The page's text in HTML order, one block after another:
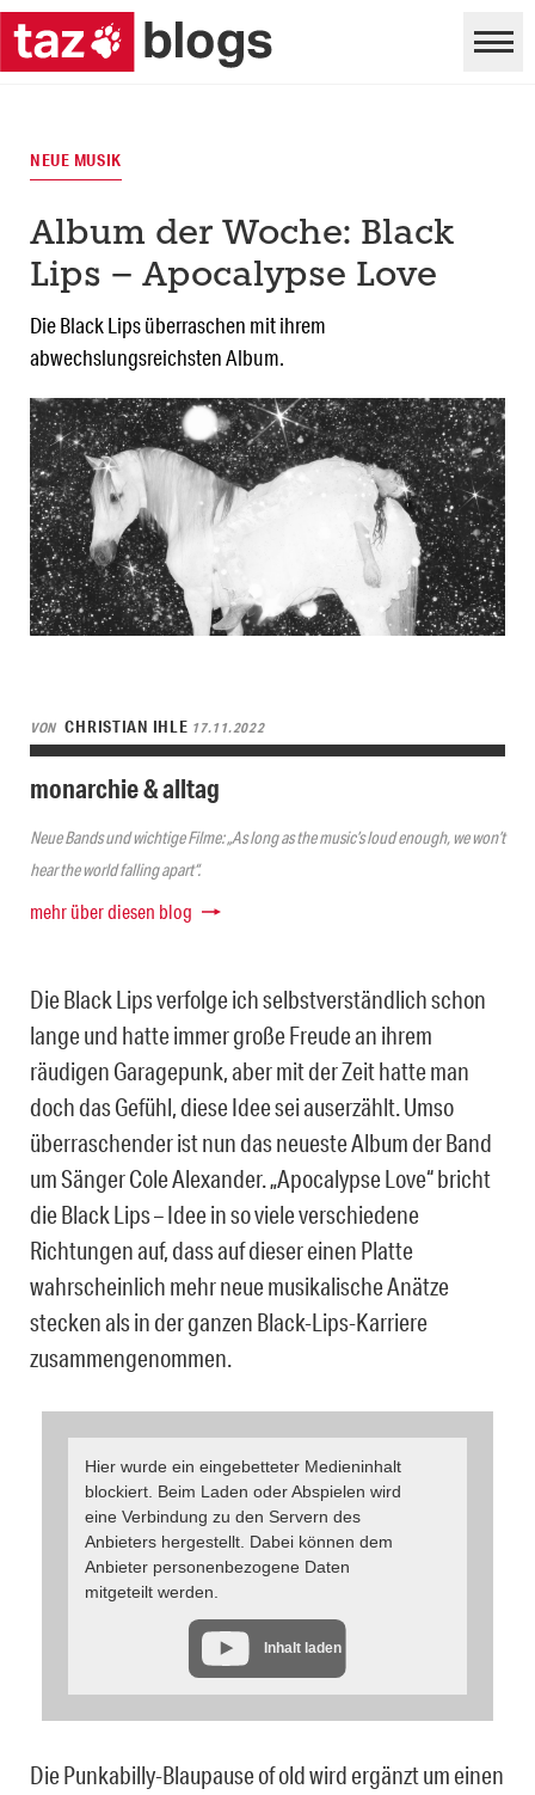
NEUE MUSIK
Album der Woche: Black
Lips – Apocalypse Love
Die Black Lips überraschen mit ihrem
abwechslungsreichsten Album.
VON CHRISTIAN IHLE 17.11.2022
monarchie & alltag
Neue Bands und wichtige Filme: „As long as the music’s loud enough, we won’t
hear the world falling apart“.
mehr über diesen blog
Die Black Lips verfolge ich selbstverständlich schon
lange und hatte immer große Freude an ihrem
räudigen Garagepunk, aber mit der Zeit hatte man
doch das Gefühl, diese Idee sei auserzählt. Umso
überraschender ist nun das neueste Album der Band
um Sänger Cole Alexander. „Apocalypse Love“ bricht
die Black Lips – Idee in so viele verschiedene
Richtungen auf, dass auf dieser einen Platte
wahrscheinlich mehr neue musikalische Anätze
stecken als in der ganzen Black-Lips-Karriere
zusammengenommen.
Hier wurde ein eingebetteter Medieninhalt
blockiert. Beim Laden oder Abspielen wird
eine Verbindung zu den Servern des
Anbieters hergestellt. Dabei können dem
Anbieter personenbezogene Daten
mitgeteilt werden.
Inhalt laden
Die Punkabilly-Blaupause of old wird ergänzt um einen